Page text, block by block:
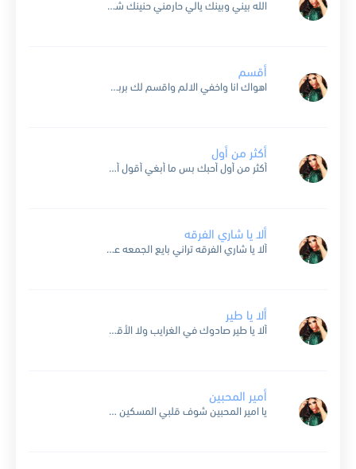
الله بيني وبينك يالي حارمني حنينك شالذي خلا غرورك اشواق لو حسن زينك لو عزة النفس يا فلان لو عزة النفس يا فلان يا اغلى انسان انسان يا اغلى انسان...
أقسم
اهواك انا واخفي الالم واقسم لك بربي قسم لا تغيب عنا ياغلا من فارق احبابه ظلم غلاك موجود واكيد ماجد في هذا جديد مادامك الحب الوحيد ع الروح والقلب انقسم...
أكثر من أول
أكثر من أول أحبك بس ما أبغي أقول أخاف لو قلت تتغلى على مرة أنا بصراحه أحبك حب مو معقول أكبر دليل لغلاتك غيرتي مرة شف دمعتي لهفتي حتى العيون...
ألا يا شاري الفرقه
ألا يا شاري الفرقه تراني بايع الجمعه عسى منهو جمعني بك يسليك ويسليني من اللي قالك ارجع عشان تمن بالرجعه ترى ماقلت غير الله على بعدك يقويني صحيح اني ابي...
ألا يا طير
ألا يا طير صادوك في الغرايب ولا الأقدار لونك حذر يا طير ما كانوا يصادوك ناديتلك مرة و أمراتي و أمرار صاوختني و جاوبتهم يوم ينادوك أصرخ بعد و اشكي...
أمير المحبين
يا امير المحبين شوف قلبي المسكين كل ما وده يفراح يجرحوه المظاليم ويش اسوي معاهم دام قلبي معاهم هم يزيدوا عذابه وهوا يجري وراهم يا امير المحبين موجهم موج عالي...